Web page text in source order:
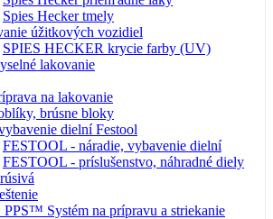
Spies Hecker tmely
úžitkových vozidiel
SPIES HECKER krycie farby (UV)
lakovanie
na lakovanie
brúsne bloky
dielní Festool
FESTOOL - náradie, vybavenie dielní
FESTOOL - príslušenstvo, náhradné diely
Systém na prípravu a striekanie